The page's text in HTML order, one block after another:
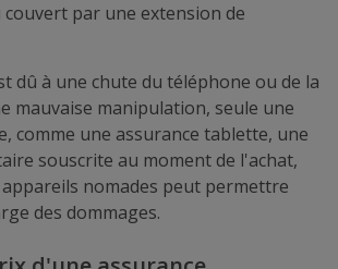
couvert par une extension de
dû à une chute du téléphone ou de la
mauvaise manipulation, seule une
comme une assurance tablette, une
souscrite au moment de l'achat,
nomades peut permettre
des dommages.